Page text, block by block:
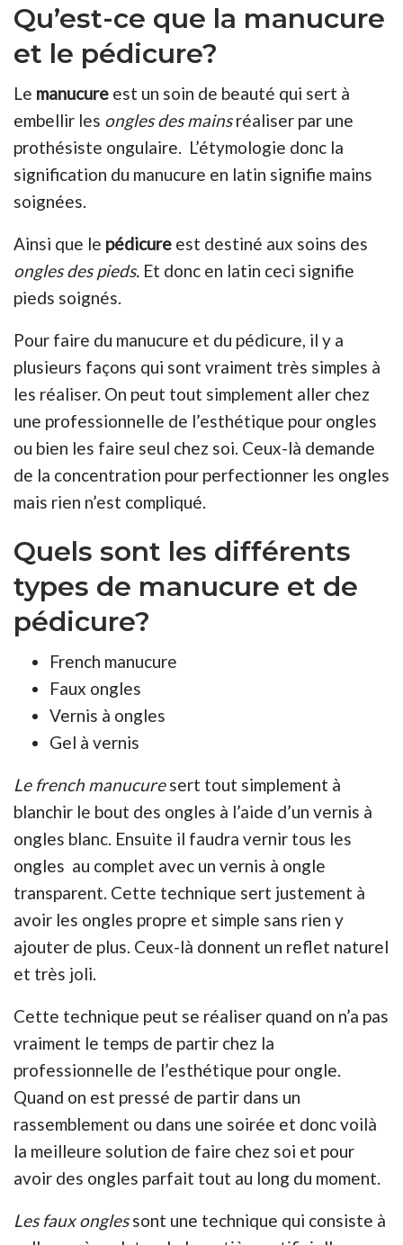
Qu’est-ce que la manucure
et le pédicure?
Le manucure est un soin de beauté qui sert à
embellir les ongles des mainsréaliser par une
prothésiste ongulaire. L’étymologie donc la
signification du manucure en latin signifie mains
soignées.
Ainsi que le pédicure est destiné aux soins des
ongles des pieds. Et donc en latin ceci signifie
pieds soignés.
Pour faire du manucure et du pédicure, il y a
plusieurs façons qui sont vraiment très simples à
les réaliser. On peut tout simplement aller chez
une professionnelle de l’esthétique pour ongles
ou bien les faire seul chez soi. Ceux-là demande
de la concentration pour perfectionner les ongles
mais rien n’est compliqué.
Quels sont les différents
types de manucure et de
pédicure?
French manucure
Faux ongles
Vernis à ongles
Gel à vernis
Le french manucuresert tout simplement à
blanchir le bout des ongles à l’aide d’un vernis à
ongles blanc. Ensuite il faudra vernir tous les
ongles au complet avec un vernis à ongle
transparent. Cette technique sert justement à
avoir les ongles propre et simple sans rien y
ajouter de plus. Ceux-là donnent un reflet naturel
et très joli.
Cette technique peut se réaliser quand on n’a pas
vraiment le temps de partir chez la
professionnelle de l’esthétique pour ongle.
Quand on est pressé de partir dans un
rassemblement ou dans une soirée et donc voilà
la meilleure solution de faire chez soi et pour
avoir des ongles parfait tout au long du moment.
Les faux onglessont une technique qui consiste à